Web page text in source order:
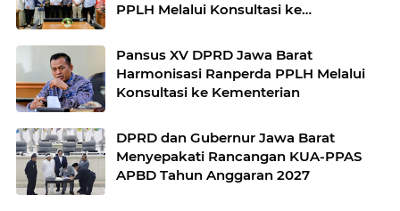
PPLH Melalui Konsultasi ke
Pansus XV DPRD Jawa Barat
Harmonisasi Ranperda PPLH Melalui
Konsultasi ke Kementerian
DPRD dan Gubernur Jawa Barat
Menyepakati Rancangan KUA-PPAS
APBD Tahun Anggaran 2027